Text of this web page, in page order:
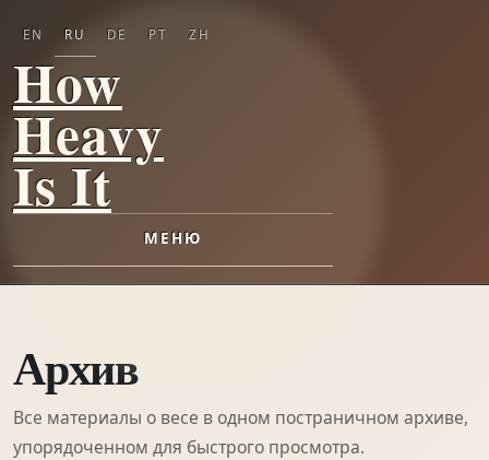
How
Heavy
Is It
МЕНЮ
EN RU DE PT ZH
Архив
Все материалы о весе в одном постраничном архиве,
упорядоченном для быстрого просмотра.